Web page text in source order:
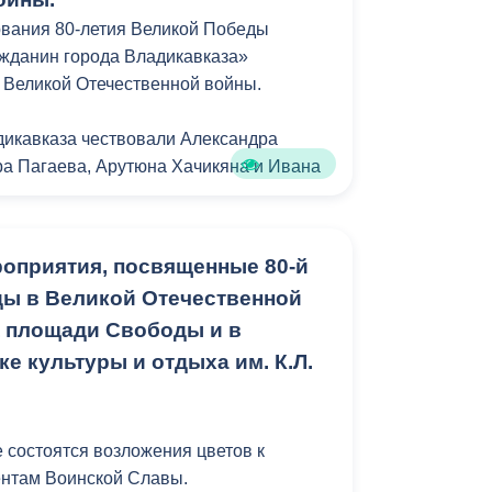
Противодействие коррупции
Градостроительная деятельность
Гражданская оборона в
чрезвычайных ситуациях
Незаконное строительство
органа
80-летия Великой Победы
города Владикавказа»
Отечественной войны.
чествовали Александра
Пагаева, Арутюна Хачикяна и Ивана
Представителей г.Владикавказа
главы администрации города
Ходова, Хетаг Еналдиев, депутаты
г.Владикавказа, руководители
городской администрации.
города Владикавказ
двенадцати участникам Великой
посвященные 80-й
в Великой Отечественной
площади Свободы и в
культуры и отдыха им. К.Л.
возложения цветов к
Воинской Славы.